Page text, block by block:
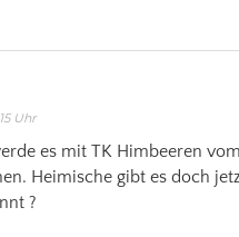
Uhr
es mit TK Himbeeren
Heimische gibt es doch
?